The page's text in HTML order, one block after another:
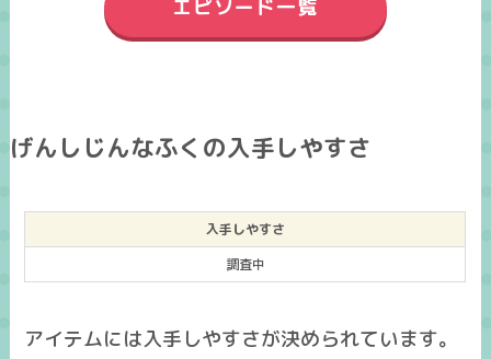
エピソード一覧
げんしじんなふくの入手しやすさ
入手しやすさ
調査中
アイテムには入手しやすさが決められています。